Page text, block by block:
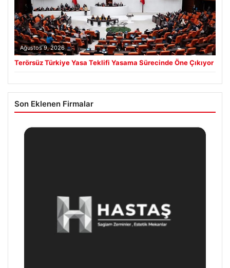
Ağustos 9, 2026
Terörsüz Türkiye Yasa Teklifi Yasama Sürecinde Öne Çıkıyor
Son Eklenen Firmalar